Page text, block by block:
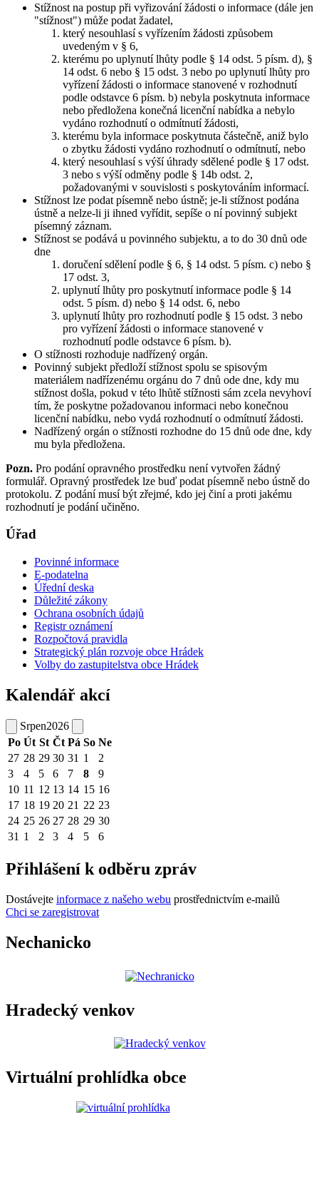
Stížnost na postup při vyřizování žádosti o informace (dále jen
"stížnost") může podat žadatel,
který nesouhlasí s vyřízením žádosti způsobem
uvedeným v § 6,
kterému po uplynutí lhůty podle § 14 odst. 5 písm. d), §
14 odst. 6 nebo § 15 odst. 3 nebo po uplynutí lhůty pro
vyřízení žádosti o informace stanovené v rozhodnutí
podle odstavce 6 písm. b) nebyla poskytnuta informace
nebo předložena konečná licenční nabídka a nebylo
vydáno rozhodnutí o odmítnutí žádosti,
kterému byla informace poskytnuta částečně, aniž bylo
o zbytku žádosti vydáno rozhodnutí o odmítnutí, nebo
který nesouhlasí s výší úhrady sdělené podle § 17 odst.
3 nebo s výší odměny podle § 14b odst. 2,
požadovanými v souvislosti s poskytováním informací.
Stížnost lze podat písemně nebo ústně; je-li stížnost podána
ústně a nelze-li ji ihned vyřídit, sepíše o ní povinný subjekt
písemný záznam.
Stížnost se podává u povinného subjektu, a to do 30 dnů ode
dne
doručení sdělení podle § 6, § 14 odst. 5 písm. c) nebo §
17 odst. 3,
uplynutí lhůty pro poskytnutí informace podle § 14
odst. 5 písm. d) nebo § 14 odst. 6, nebo
uplynutí lhůty pro rozhodnutí podle § 15 odst. 3 nebo
pro vyřízení žádosti o informace stanovené v
rozhodnutí podle odstavce 6 písm. b).
O stížnosti rozhoduje nadřízený orgán.
Povinný subjekt předloží stížnost spolu se spisovým
materiálem nadřízenému orgánu do 7 dnů ode dne, kdy mu
stížnost došla, pokud v této lhůtě stížnosti sám zcela nevyhoví
tím, že poskytne požadovanou informaci nebo konečnou
licenční nabídku, nebo vydá rozhodnutí o odmítnutí žádosti.
Nadřízený orgán o stížnosti rozhodne do 15 dnů ode dne, kdy
mu byla předložena.
Pozn. Pro podání opravného prostředku není vytvořen žádný
formulář. Opravný prostředek lze buď podat písemně nebo ústně do
protokolu. Z podání musí být zřejmé, kdo jej činí a proti jakému
rozhodnutí je podání učiněno.
Úřad
Povinné informace
E-podatelna
Úřední deska
Důležité zákony
Ochrana osobních údajů
Registr oznámení
Rozpočtová pravidla
Strategický plán rozvoje obce Hrádek
Volby do zastupitelstva obce Hrádek
Kalendář akcí
Srpen2026
Po Út St Čt Pá So Ne
27 28 29 30 31 1
2
3
4 5 6 7 8
9
10 11 12 13 14 15 16
17 18 19 20 21 22 23
24 25 26 27 28 29 30
31 1 2 3 4 5 6
Přihlášení k odběru zpráv
Dostávejte informace z našeho webu prostřednictvím e-mailů
Chci se zaregistrovat
Nechanicko
Hradecký venkov
Virtuální prohlídka obce